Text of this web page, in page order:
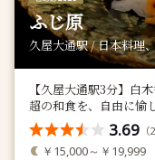
ふじ原
久屋大通駅 / 日本料理
【久屋大通駅3分】白
超の和食を、自由に愉
3.69 （
￥15,000～￥19,999